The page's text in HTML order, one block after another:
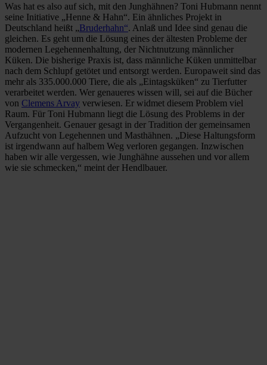
Was hat es also auf sich, mit den Junghähnen? Toni Hubmann nennt
seine Initiative „Henne & Hahn“. Ein ähnliches Projekt in
Deutschland heißt „Bruderhahn“. Anlaß und Idee sind genau die
gleichen. Es geht um die Lösung eines der ältesten Probleme der
modernen Legehennenhaltung, der Nichtnutzung männlicher
Küken. Die bisherige Praxis ist, dass männliche Küken unmittelbar
nach dem Schlupf getötet und entsorgt werden. Europaweit sind das
mehr als 335.000.000 Tiere, die als „Eintagsküken“ zu Tierfutter
verarbeitet werden. Wer genaueres wissen will, sei auf die Bücher
von Clemens Arvay verwiesen. Er widmet diesem Problem viel
Raum. Für Toni Hubmann liegt die Lösung des Problems in der
Vergangenheit. Genauer gesagt in der Tradition der gemeinsamen
Aufzucht von Legehennen und Masthähnen. „Diese Haltungsform
ist irgendwann auf halbem Weg verloren gegangen. Inzwischen
haben wir alle vergessen, wie Junghähne aussehen und vor allem
wie sie schmecken,“ meint der Hendlbauer.